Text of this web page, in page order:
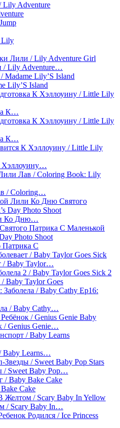
/ Lily Adventure…
Lily’S Island
К…
К…
Хэллоуину…
/ Coloring…
Ко Дню…
Патрика С
/ Baby Taylor…
Baby Taylor Goes
/ Baby Cathy…
/ Genius Genie…
Baby Learns…
Sweet Baby Pop…
Cake
/ Scary Baby In…